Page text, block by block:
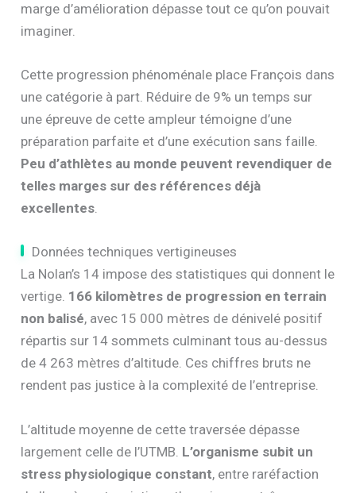
marge d’amélioration dépasse tout ce qu’on pouvait
imaginer.
Cette progression phénoménale place François dans
une catégorie à part. Réduire de 9% un temps sur
une épreuve de cette ampleur témoigne d’une
préparation parfaite et d’une exécution sans faille.
Peu d’athlètes au monde peuvent revendiquer de
telles marges sur des références déjà
excellentes.
Données techniques vertigineuses
La Nolan’s 14 impose des statistiques qui donnent le
vertige. 166 kilomètres de progression en terrain
non balisé, avec 15 000 mètres de dénivelé positif
répartis sur 14 sommets culminant tous au-dessus
de 4 263 mètres d’altitude. Ces chiffres bruts ne
rendent pas justice à la complexité de l’entreprise.
L’altitude moyenne de cette traversée dépasse
largement celle de l’UTMB. L’organisme subit un
stress physiologique constant, entre raréfaction